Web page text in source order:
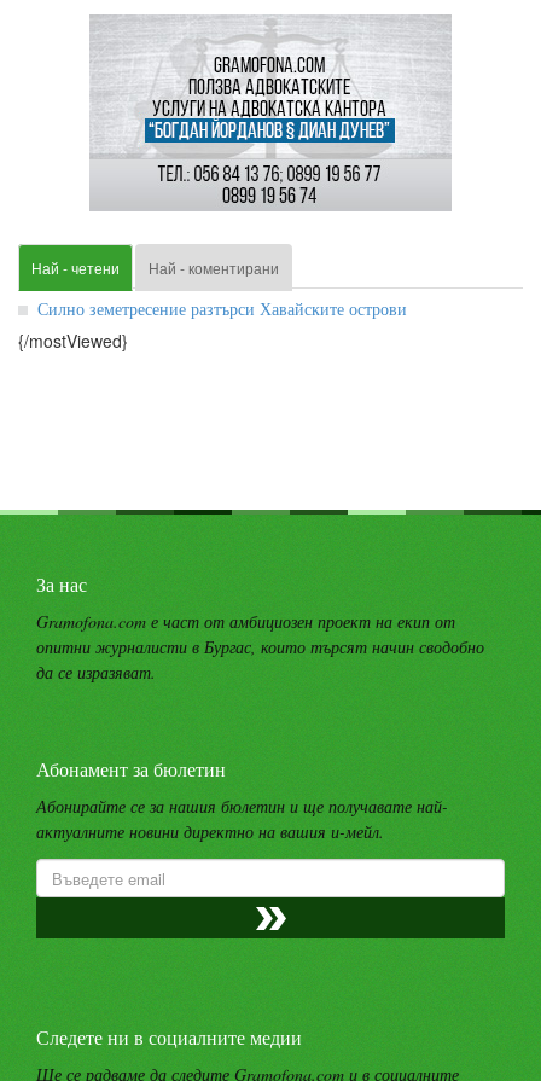
Най - четени Най - коментирани
Силно земетресение разтърси Хавайските острови
{/mostViewed}
За нас
Gramofona.com е част от амбициозен проект на екип от
опитни журналисти в Бургас, които търсят начин сводобно
да се изразяват.
Абонамент за бюлетин
Абонирайте се за нашия бюлетин и ще получавате най-
актуалните новини директно на вашия и-мейл.
Следете ни в социалните медии
Ще се радваме да следите Gramofona.com и в социалните